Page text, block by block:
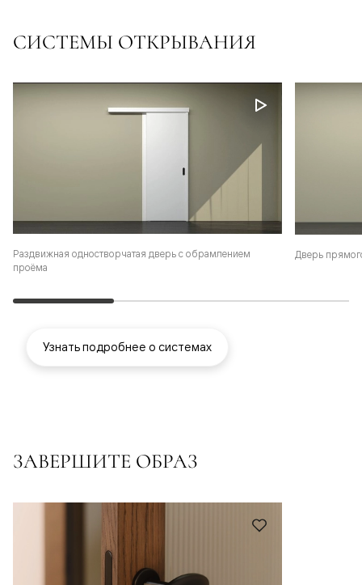
СИСТЕМЫ ОТКРЫВАНИЯ
Раздвижная одностворчатая дверь с обрамлением
проёма
Дверь
Узнать подробнее о системах
ЗАВЕРШИТЕ ОБРАЗ